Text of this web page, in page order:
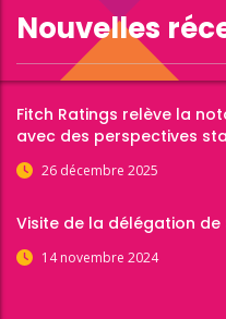
Nouvelles
Fitch Ratings relève la
avec des perspectives
26 décembre 2025
Visite de la délégation de
14 novembre 2024